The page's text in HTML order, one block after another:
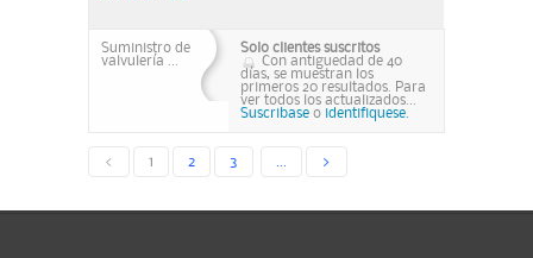
Suministro de
valvulería ...
Solo clientes suscritos
Con antiguedad de 40
días, se muestran los
primeros 20 resultados. Para
ver todos los actualizados...
Suscribase o identifiquese.
< 1 2 3 >